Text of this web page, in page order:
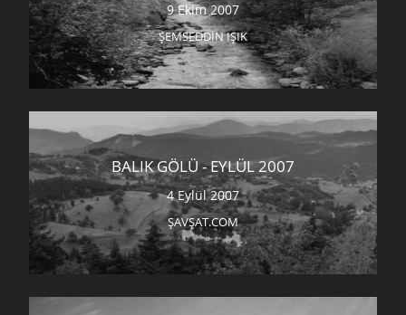
9 Ekim 2007
ŞEMSEDDIN IŞIK
BALIK GÖLÜ - EYLÜL 2007
4 Eylül 2007
ŞAVŞAT.COM